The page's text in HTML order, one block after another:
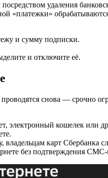
удаления
«платежки»
и сумму подписки.
и отключите её.
снова — срочно
электронный кошелек или
владельцам карт
без подтверждения